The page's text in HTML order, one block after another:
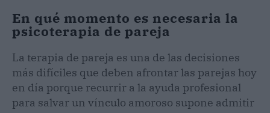
En qué momento es necesaria la
psicoterapia de pareja
La terapia de pareja es una de las decisiones
más difíciles que deben afrontar las parejas hoy
en día porque recurrir a la ayuda profesional
para salvar un vínculo amoroso supone admitir